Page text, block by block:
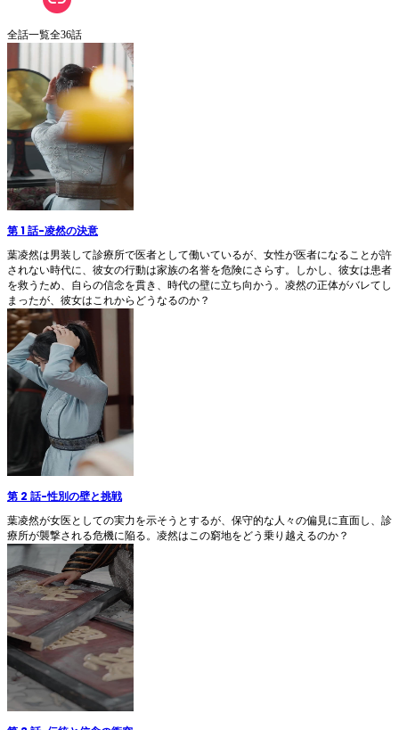
全話一覧全36話
第 1 話-凌然の決意
葉凌然は男装して診療所で医者として働いているが、女性が医者になることが許
されない時代に、彼女の行動は家族の名誉を危険にさらす。しかし、彼女は患者
を救うため、自らの信念を貫き、時代の壁に立ち向かう。凌然の正体がバレてし
まったが、彼女はこれからどうなるのか？
第 2 話-性別の壁と挑戦
葉凌然が女医としての実力を示そうとするが、保守的な人々の偏見に直面し、診
療所が襲撃される危機に陥る。凌然はこの窮地をどう乗り越えるのか？